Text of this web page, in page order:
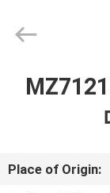
품
Ruixiang
Place of Origin: